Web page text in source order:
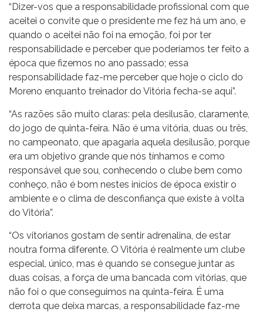
“Dizer-vos que a responsabilidade profissional com que
aceitei o convite que o presidente me fez há um ano, e
quando o aceitei não foi na emoção, foi por ter
responsabilidade e perceber que poderíamos ter feito a
época que fizemos no ano passado; essa
responsabilidade faz-me perceber que hoje o ciclo do
Moreno enquanto treinador do Vitória fecha-se aqui”.
“As razões são muito claras: pela desilusão, claramente,
do jogo de quinta-feira. Não é uma vitória, duas ou três,
no campeonato, que apagaria aquela desilusão, porque
era um objetivo grande que nós tínhamos e como
responsável que sou, conhecendo o clube bem como
conheço, não é bom nestes inícios de época existir o
ambiente e o clima de desconfiança que existe à volta
do Vitória”.
“Os vitorianos gostam de sentir adrenalina, de estar
noutra forma diferente. O Vitória é realmente um clube
especial, único, mas é quando se consegue juntar as
duas coisas, a força de uma bancada com vitórias, que
não foi o que conseguimos na quinta-feira. É uma
derrota que deixa marcas, a responsabilidade faz-me